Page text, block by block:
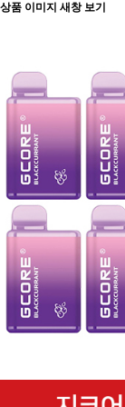
상품 이미지 새창 보기